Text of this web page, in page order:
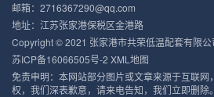
邮箱：2716367290@qq.com
地址：江苏张家港保税区金港路
Copyright © 2021 张家港市共荣低温配套有限公
苏ICP备16066505号-2 XML地图
免责申明：本网站部分图片或文章来源于互联
权，我们深表歉意，请来电告知，我们立即删除。